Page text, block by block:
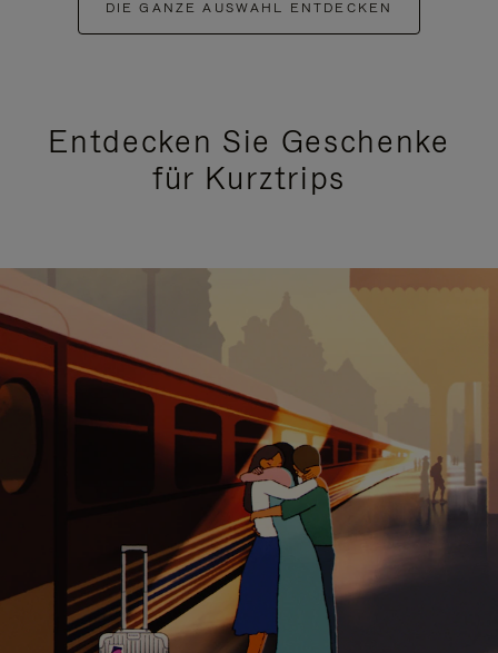
DIE GANZE AUSWAHL ENTDECKEN
Entdecken Sie Geschenke
für Kurztrips